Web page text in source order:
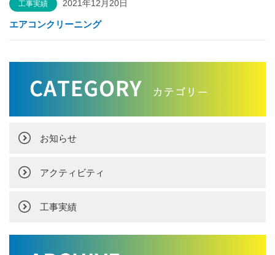
工事実績 2021年12月20日
エアコンクリーニング
お知らせ
アクティビティ
工事実績